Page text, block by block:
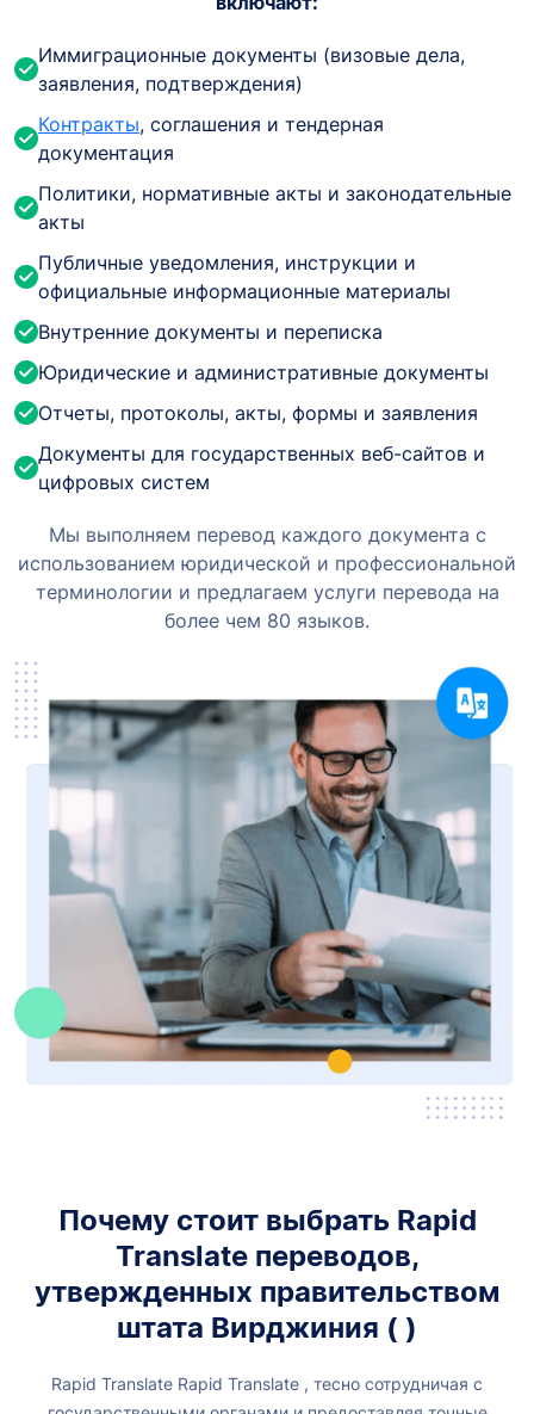
Иммиграционные документы (визовые дела,
заявления, подтверждения)
Контракты, соглашения и тендерная
документация
Политики, нормативные акты и законодательные
акты
Публичные уведомления, инструкции и
официальные информационные материалы
Внутренние документы и переписка
Юридические и административные документы
Отчеты, протоколы, акты, формы и заявления
Документы для государственных веб-сайтов и
цифровых систем
Мы выполняем перевод каждого документа с
использованием юридической и профессиональной
терминологии и предлагаем услуги перевода на
более чем 80 языков.
Почему стоит выбрать Rapid
Translate переводов,
утвержденных правительством
штата Вирджиния ( )
Rapid Translate Rapid Translate , тесно сотрудничая с